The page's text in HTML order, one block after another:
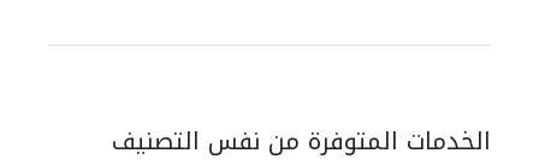
الخدمات المتوفرة من نفس التصنيف